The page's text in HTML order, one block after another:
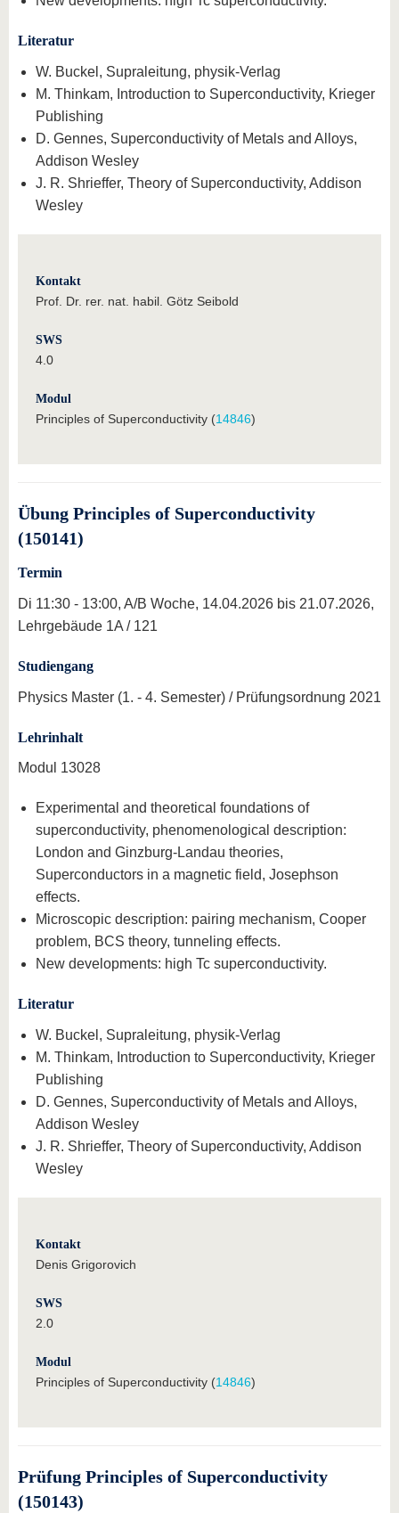
Literatur
W. Buckel, Supraleitung, physik-Verlag
M. Thinkam, Introduction to Superconductivity, Krieger
Publishing
D. Gennes, Superconductivity of Metals and Alloys,
Addison Wesley
J. R. Shrieffer, Theory of Superconductivity, Addison
Wesley
Kontakt
Prof. Dr. rer. nat. habil. Götz Seibold
SWS
4.0
Modul
Principles of Superconductivity (14846)
Übung Principles of Superconductivity
(150141)
Termin
Di 11:30 - 13:00, A/B Woche, 14.04.2026 bis 21.07.2026,
Lehrgebäude 1A / 121
Studiengang
Physics Master (1. - 4. Semester) / Prüfungsordnung 2021
Lehrinhalt
Modul 13028
Experimental and theoretical foundations of
superconductivity, phenomenological description:
London and Ginzburg-Landau theories,
Superconductors in a magnetic field, Josephson
effects.
Microscopic description: pairing mechanism, Cooper
problem, BCS theory, tunneling effects.
New developments: high Tc superconductivity.
Literatur
W. Buckel, Supraleitung, physik-Verlag
M. Thinkam, Introduction to Superconductivity, Krieger
Publishing
D. Gennes, Superconductivity of Metals and Alloys,
Addison Wesley
J. R. Shrieffer, Theory of Superconductivity, Addison
Wesley
Kontakt
Denis Grigorovich
SWS
2.0
Modul
Principles of Superconductivity (14846)
Prüfung Principles of Superconductivity
(150143)